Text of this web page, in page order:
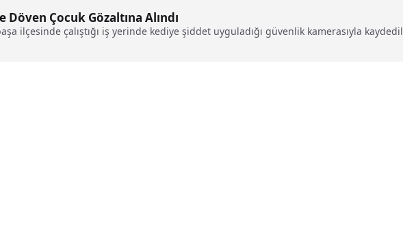
Çocuk Gözaltına Alındı
ilçesinde çalıştığı iş yerinde kediye şiddet uyguladığı güvenlik kamerasıyla